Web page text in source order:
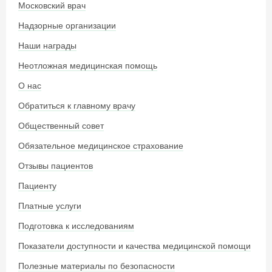
Московский врач
Надзорные организации
Наши награды
Неотложная медицинская помощь
О нас
Обратиться к главному врачу
Общественный совет
Обязательное медицинское страхование
Отзывы пациентов
Пациенту
Платные услуги
Подготовка к исследованиям
Показатели доступности и качества медицинской помощи
Полезные материалы по безопасности